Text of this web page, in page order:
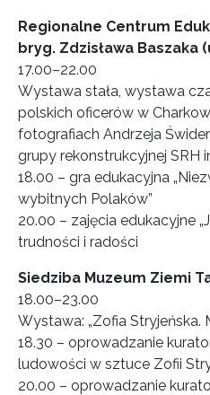
Regionalne Centrum
bryg. Zdzisława Baszaka
17.00–22.00
Wystawa stała, wystawa
polskich oficerów w
fotografiach Andrzeja
grupy rekonstrukcyjnej SRH
18.00 – gra edukacyjna
wybitnych Polaków”
20.00 – zajęcia edukacyjne
trudności i radości
Siedziba Muzeum Ziemi
18.00–23.00
Wystawa: „Zofia Stryjeńska.
18.30 – oprowadzanie
ludowości w sztuce Zofii
20.00 – oprowadzanie